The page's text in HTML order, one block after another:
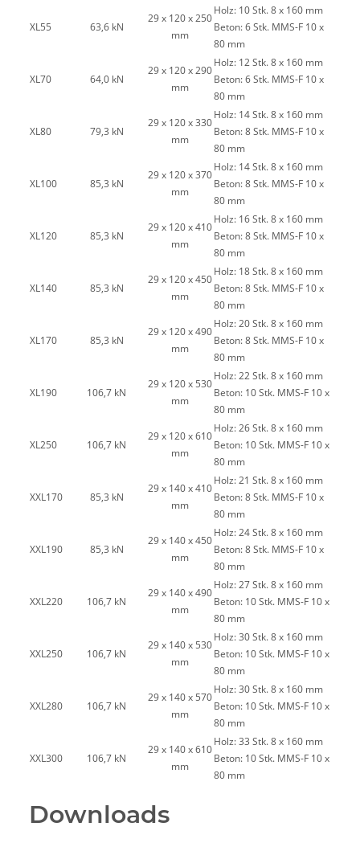
XL55 63,6 kN
29 x 120 x 250
mm
Holz: 10 Stk. 8 x 160 mm
Beton: 6 Stk. MMS-F 10 x
80 mm
XL70 64,0 kN
29 x 120 x 290
mm
Holz: 12 Stk. 8 x 160 mm
Beton: 6 Stk. MMS-F 10 x
80 mm
XL80 79,3 kN
29 x 120 x 330
mm
Holz: 14 Stk. 8 x 160 mm
Beton: 8 Stk. MMS-F 10 x
80 mm
XL100 85,3 kN
29 x 120 x 370
mm
Holz: 14 Stk. 8 x 160 mm
Beton: 8 Stk. MMS-F 10 x
80 mm
XL120 85,3 kN
29 x 120 x 410
mm
Holz: 16 Stk. 8 x 160 mm
Beton: 8 Stk. MMS-F 10 x
80 mm
XL140 85,3 kN
29 x 120 x 450
mm
Holz: 18 Stk. 8 x 160 mm
Beton: 8 Stk. MMS-F 10 x
80 mm
XL170 85,3 kN
29 x 120 x 490
mm
Holz: 20 Stk. 8 x 160 mm
Beton: 8 Stk. MMS-F 10 x
80 mm
XL190 106,7 kN
29 x 120 x 530
mm
Holz: 22 Stk. 8 x 160 mm
Beton: 10 Stk. MMS-F 10 x
80 mm
XL250 106,7 kN
29 x 120 x 610
mm
Holz: 26 Stk. 8 x 160 mm
Beton: 10 Stk. MMS-F 10 x
80 mm
XXL170 85,3 kN
29 x 140 x 410
mm
Holz: 21 Stk. 8 x 160 mm
Beton: 8 Stk. MMS-F 10 x
80 mm
XXL190 85,3 kN
29 x 140 x 450
mm
Holz: 24 Stk. 8 x 160 mm
Beton: 8 Stk. MMS-F 10 x
80 mm
XXL220 106,7 kN
29 x 140 x 490
mm
Holz: 27 Stk. 8 x 160 mm
Beton: 10 Stk. MMS-F 10 x
80 mm
XXL250 106,7 kN
29 x 140 x 530
mm
Holz: 30 Stk. 8 x 160 mm
Beton: 10 Stk. MMS-F 10 x
80 mm
XXL280 106,7 kN
29 x 140 x 570
mm
Holz: 30 Stk. 8 x 160 mm
Beton: 10 Stk. MMS-F 10 x
80 mm
XXL300 106,7 kN
29 x 140 x 610
mm
Holz: 33 Stk. 8 x 160 mm
Beton: 10 Stk. MMS-F 10 x
80 mm
Downloads